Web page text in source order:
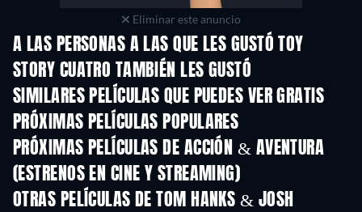
Eliminar este anuncio
A LAS PERSONAS A LAS QUE LES GUSTÓ TOY
STORY CUATRO TAMBIÉN LES GUSTÓ
SIMILARES PELÍCULAS QUE PUEDES VER GRATIS
PRÓXIMAS PELÍCULAS POPULARES
PRÓXIMAS PELÍCULAS DE ACCIÓN & AVENTURA
(ESTRENOS EN CINE Y STREAMING)
OTRAS PELÍCULAS DE TOM HANKS & JOSH